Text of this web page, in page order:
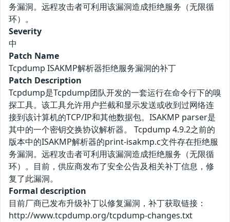
务漏洞。远程攻击者可利用该漏洞造成拒绝服务（无限循
环）。
Severity
中
Patch Name
Tcpdump ISAKMP解析器拒绝服务漏洞的补丁
Patch Description
Tcpdump是Tcpdump团队开发的一套运行在命令行下的嗅
探工具。该工具允许用户拦截和显示发送或收到过网络连
接到该计算机的TCP/IP和其他数据包。ISAKMP parser是
其中的一个密钥交换协议解析器。 Tcpdump 4.9.2之前的
版本中的ISAKMP解析器的print-isakmp.c文件存在拒绝服
务漏洞。远程攻击者可利用该漏洞造成拒绝服务（无限循
环）。目前，供应商发布了安全公告及相关补丁信息，修
复了此漏洞。
Formal description
目前厂商已发布升级补丁以修复漏洞，补丁获取链接：
http://www.tcpdump.org/tcpdump-changes.txt